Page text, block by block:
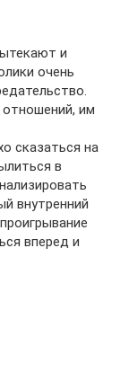
и
очень
им
сказаться на
в
внутренний
вперед и